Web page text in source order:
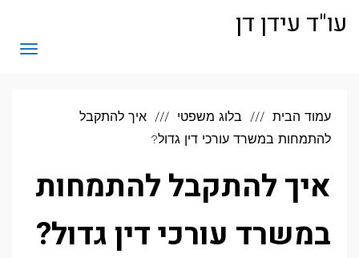
עו"ד עידן דן
עמוד הבית בלוג משפטי
איך להתקבל
להתמחות במשרד עורכי דין גדול?
איך להתקבל להתמחות
במשרד עורכי דין גדול?